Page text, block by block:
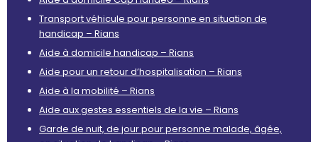
Transport véhicule pour personne en situation de
handicap – Rians
Aide à domicile handicap – Rians
Aide pour un retour d’hospitalisation – Rians
Aide à la mobilité – Rians
Aide aux gestes essentiels de la vie – Rians
Garde de nuit, de jour pour personne malade, âgée,